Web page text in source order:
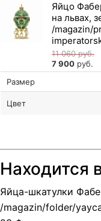
Яйцо
на львах,
11 060руб.
7 900 руб.
Размер
Цвет
Находится
Яйца-шкатулки